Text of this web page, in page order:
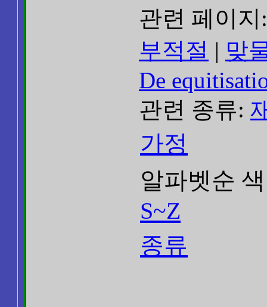
관련 페이
부적절 | 맞
De
관련 종류:
가정
알파벳순
S~Z
종류